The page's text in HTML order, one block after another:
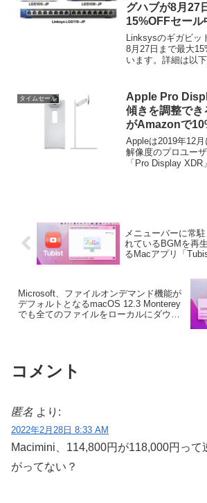
グハブが8月27
15%OFFセール
Linksysのギガビッ
8月27日まで最大
います。詳細は以下
タイムセール
Apple Pro
傾きを調整でき
がAmazonで
Appleは2019年12
解像度のプロユー
「Pro Display
メニューバーに常
れているBGMを再
るMacアプリ「
Microsoft、ファイルオンデマンド機能が
デフォルトとなるmacOS 12.3 Monterey
でも全てのファイルをローカルにダウン
コメント
匿名 より:
2022年2月28日 8:33 AM
Macimini、114,800円が118,000円って
がってない？